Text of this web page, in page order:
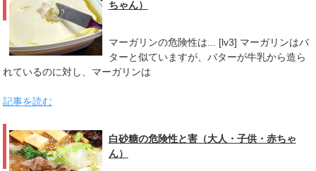
ちゃん）
マーガリンの危険性は... [lv3] マーガリンはバ
ターと似ていますが、バターが牛乳から造ら
れているのに対し、マーガリンは
記事を読む
白砂糖の危険性と害（大人・子供・赤ちゃ
ん）